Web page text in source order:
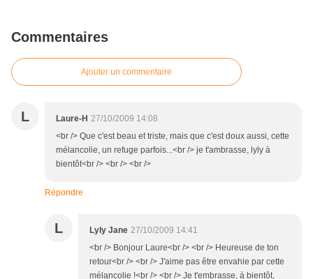
Commentaires
Ajouter un commentaire
L Laure-H 27/10/2009 14:08
<br /> Que c'est beau et triste, mais que c'est doux aussi, cette
mélancolie, un refuge parfois...<br /> je t'ambrasse, lyly à
bientôt<br /> <br /> <br />
Répondre
L Lyly Jane 27/10/2009 14:41
<br /> Bonjour Laure<br /> <br /> Heureuse de ton
retour<br /> <br /> J'aime pas être envahie par cette
mélancolie !<br /> <br /> Je t'embrasse, à bientôt,